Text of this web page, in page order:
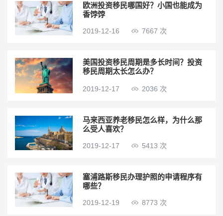
欧洲投资移民哪国好？小国也能成为
香饽饽
2019-12-16 7667 次
美国投资移民周期是多长时间？投资
移民周期太长怎么办？
2019-12-17 2036 次
马来西亚养老移民怎么样，为什么那
么受人喜欢？
2019-12-17 5413 次
塞浦路斯移民办理护照的申请程序有
哪些？
2019-12-19 8773 次